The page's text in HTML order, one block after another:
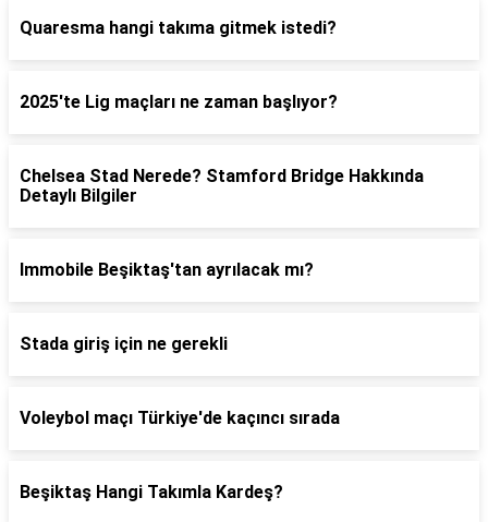
Quaresma hangi takıma gitmek istedi?
2025'te Lig maçları ne zaman başlıyor?
Chelsea Stad Nerede? Stamford Bridge Hakkında
Detaylı Bilgiler
Immobile Beşiktaş'tan ayrılacak mı?
Stada giriş için ne gerekli
Voleybol maçı Türkiye'de kaçıncı sırada
Beşiktaş Hangi Takımla Kardeş?